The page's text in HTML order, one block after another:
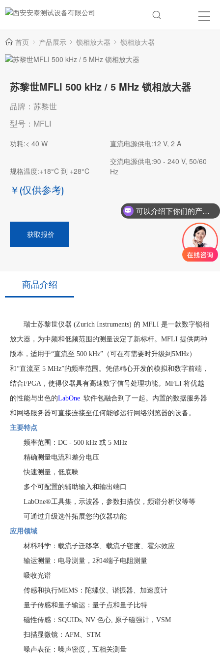
首页 产品展示 锁相放大器 锁相放大器
苏黎世MFLI 500 kHz / 5 MHz 锁相放大器
品牌：苏黎世
型号：MFLI
功耗:< 40 W 直流电源供电:12 V, 2 A
规格温度:+18°C 到 +28°C
交流电源供电:90 - 240 V, 50/60
Hz
￥ (仅供参考)
获取报价
商品介绍
瑞士苏黎世仪器 (Zurich Instruments) 的 MFLI 是一款数字锁相
放大器，为中频和低频范围的测量设定了新标杆。MFLI 提供两种
版本，适用于“直流至 500 kHz”（可在有需要时升级到5MHz）
和“直流至 5 MHz”的频率范围。凭借精心开发的模拟和数字前端，
结合FPGA，使得仪器具有高速数字信号处理功能。MFLI 将优越
的性能与出色的LabOne 软件包融合到了一起。内置的数据服务器
和网络服务器可直接连接至任何能够运行网络浏览器的设备。
主要特点
频率范围： DC - 500 kHz 或 5 MHz
精确测量电流和差分电压
快速测量，低底噪
多个可配置的辅助输入和输出端口
LabOne®工具集，示波器，参数扫描仪，频谱分析仪等等
可通过升级选件拓展您的仪器功能
应用领域
材料科学：载流子迁移率、载流子密度、 霍尔效应
输运测量 ：电导测量， 2和4端子电阻测量
吸收光谱
传感和执行MEMS： 陀螺仪、谐振器、加速度计
量子传感和量子输运：量子点和量子比特
磁性传感： SQUIDs, NV 色心, 原子磁强计，VSM
扫描显微镜 ： AFM、STM
噪声表征：噪声密度，互相关测量
可以介绍下你们的产品么？